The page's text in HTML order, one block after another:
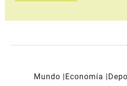
Mundo Economía